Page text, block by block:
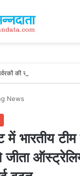
News
भारतीय टीम